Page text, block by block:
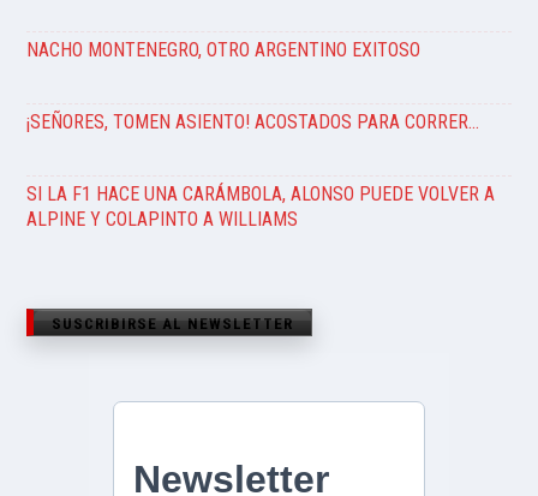
NACHO MONTENEGRO, OTRO ARGENTINO EXITOSO
¡SEÑORES, TOMEN ASIENTO! ACOSTADOS PARA CORRER…
SI LA F1 HACE UNA CARÁMBOLA, ALONSO PUEDE VOLVER A
ALPINE Y COLAPINTO A WILLIAMS
SUSCRIBIRSE AL NEWSLETTER